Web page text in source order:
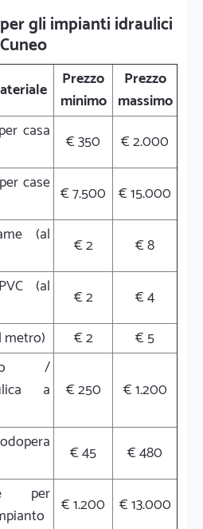
gli impianti idraulici
Prezzo
minimo
Prezzo
massimo
casa
€ 350
€ 2.000
case € 7.500 € 15.000
(al
€ 2
€ 8
(al
€ 2
€ 4
metro)
€ 2
€ 5
/
a
€ 250 € 1.200
€ 45
€ 480
per € 1.200 € 13.000